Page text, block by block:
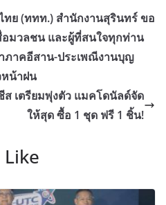
ทย (ททท.) สำนักงานสุรินทร์ ขอ
มวลชน และผู้ที่สนใจทุกท่าน
ภาคอีสาน-ประเพณีงานบุญ
หน้าฝน
เตรียมพุ่งตัว แมคโดนัลด์จัด
ให้สุด ซื้อ 1 ชุด ฟรี 1 ชิ้น!